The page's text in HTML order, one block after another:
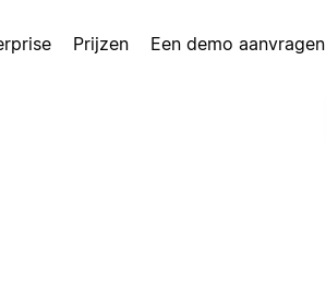
Prijzen Een demo aanvragen